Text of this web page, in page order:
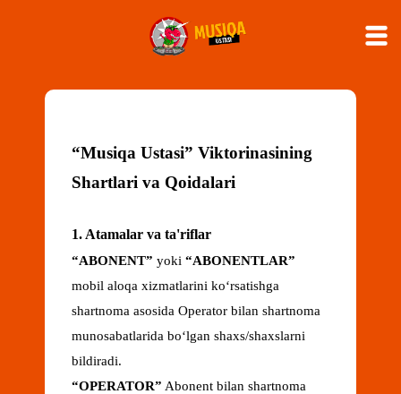
“Musiqa Ustasi” Viktorinasining
Shartlari va Qoidalari
1. Atamalar va ta'riflar
“ABONENT” yoki “ABONENTLAR”
mobil aloqa xizmatlarini koʻrsatishga
shartnoma asosida Operator bilan shartnoma
munosabatlarida boʻlgan shaxs/shaxslarni
bildiradi.
“OPERATOR” Abonent bilan shartnoma